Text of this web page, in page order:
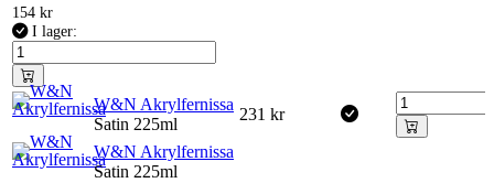
154 kr
I lager:
W&N Akrylfernissa
Satin 225ml
231 kr
W&N Akrylfernissa
Satin 225ml